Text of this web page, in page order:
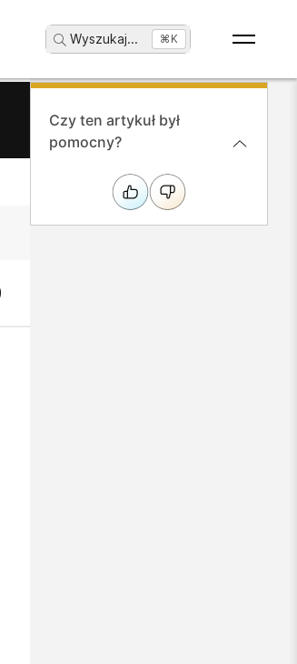
Wyszukaj... ⌘K
Czy ten artykuł był
pomocny?